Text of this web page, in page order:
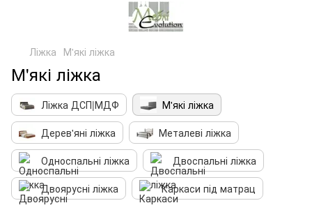
Ліжка М'які ліжка
М'які ліжка
Ліжка ДСП|МДФ
М'які ліжка
Дерев'яні ліжка
Металеві ліжка
Односпальні ліжка
Двоспальні ліжка
Двоярусні ліжка
Каркаси під матрац